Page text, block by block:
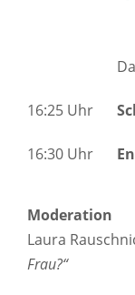
16:25 Uhr
16:30 Uhr
Moderation
Laura
Frau?“